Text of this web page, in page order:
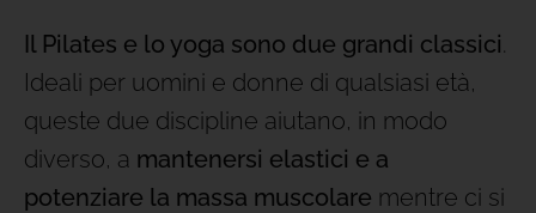
Il Pilates e lo yoga sono due grandi classici.
Ideali per uomini e donne di qualsiasi età,
queste due discipline aiutano, in modo
diverso, a mantenersi elastici e a
potenziare la massa muscolare mentre ci si